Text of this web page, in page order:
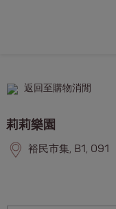
返回至購物消閒
莉莉樂園
裕民市集, B1, 091